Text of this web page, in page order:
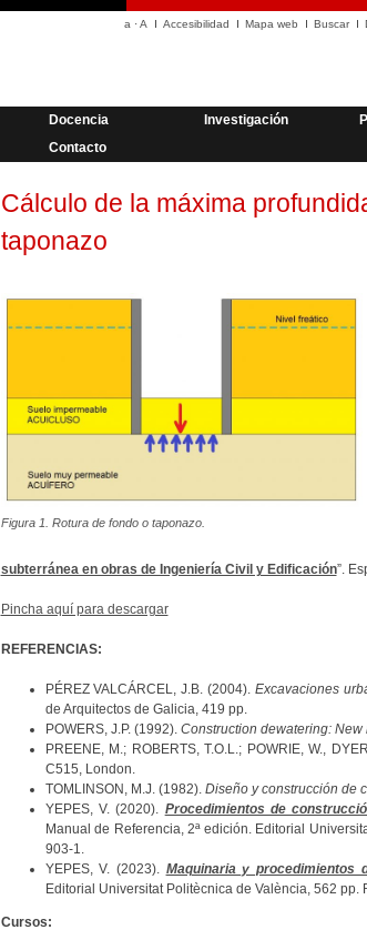
a ·A Accesibilidad Mapa web Buscar
Docencia Investigación
Contacto
Cálculo de la máxima
taponazo
Figura 1. Rotura de fondo o taponazo.
subterránea en obras de Ingeniería Civil y Edificación”.
Pincha aquí para descargar
REFERENCIAS:
PÉREZ VALCÁRCEL, J.B. (2004).Excavaciones
de Arquitectos de Galicia, 419 pp.
POWERS, J.P. (1992). Construction dewatering:
PREENE, M.; ROBERTS, T.O.L.; POWRIE, W.,
C515, London.
TOMLINSON, M.J. (1982). Diseño y construcción de
YEPES, V. (2020). Procedimientos de
Manual de Referencia, 2ª edición. Editorial
903-1.
YEPES, V. (2023). Maquinaria y procedimientos
Editorial Universitat Politècnica de València, 562 pp.
Cursos: